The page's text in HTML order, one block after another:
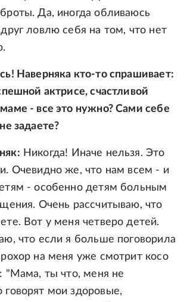
Да, иногда обливаюсь
ловлю себя на том, что нет
Наверняка кто-то спрашивает:
актрисе, счастливой
- все это нужно? Сами себе
задаете?
Никогда! Иначе нельзя. Это
Очевидно же, что нам всем - и
- особенно детям больным
Очень рассчитываю, что
Вот у меня четверо детей.
что если я больше поговорила
на меня уже смотрит косо
"Мама, ты что, меня не
мои здоровые,